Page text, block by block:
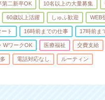
第二新卒OK 10名以上の大量募集
60歳以上活躍 しゅふ歓迎 WEB
ト 16時前までの仕事 17時前ま
WワークOK 医療福祉 交費支給
電話対応なし ルーティン